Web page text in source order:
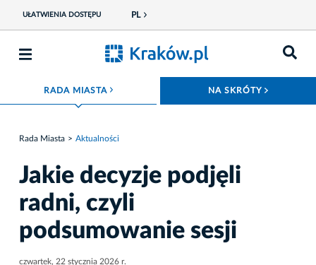
UŁATWIENIA DOSTĘPU PL
RADA MIASTAROZWIŃ MENU NA SKRÓTY
Rada Miasta Aktualności
Jakie decyzje podjęli
radni, czyli
podsumowanie sesji
czwartek, 22 stycznia 2026 r.